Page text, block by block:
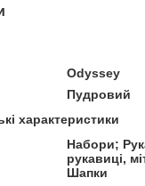
Odyssey
Пудровий
характеристики
Набори;
рукавиці,
Шапки